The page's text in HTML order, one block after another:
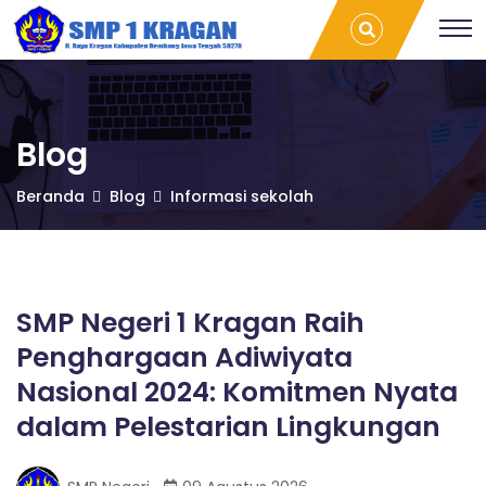
S
M
P
1
r
a
g
SMP Negeri 1
Kragan Raih
Penghargaan
Adiwiyata
Nasional
2024:
Komitmen
Nyata dalam
Pelestarian
Lingkungan |
SMP 1 Kragan
a
v
e
L
m
p
u
Blog
Beranda Blog Informasi sekolah
SMP Negeri 1 Kragan Raih
Penghargaan Adiwiyata
Nasional 2024: Komitmen Nyata
dalam Pelestarian Lingkungan